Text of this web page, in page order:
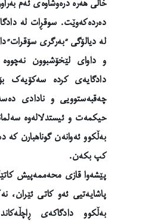
خاڵی هەرە درەوشاوەی ئەم
دەردەکەوێت. سوقڕات لە
لە دیالۆگی “بەرگری
و داوای لێخۆشبوون
دادگایەی کردە سەکۆیەک
چەقبەستوویی و نادادی
حیكمەت و ئیستدلالەوە
بەڵکوو ئەوانەن گوناهبارن
کپ بکەن.
پێشەوا قازی محەممەپیش
پاشایەتیی ئەو کاتی ئێران،
بەڵکوو دادگاکەی